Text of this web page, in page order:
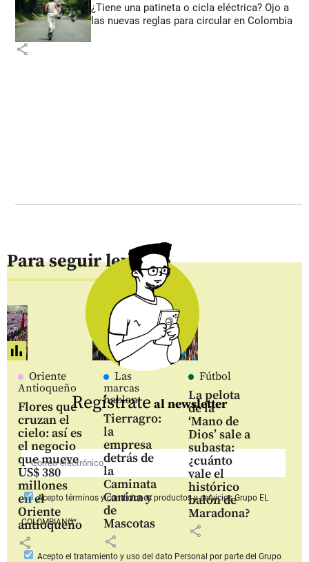
¿Tiene una patineta o cicla eléctrica? Ojo a
las nuevas reglas para circular en Colombia
share
Para seguir leyendo
Oriente
Antioqueño
Flores que
cruzan el
cielo: así es
el negocio
que mueve
US$ 380
millones
en el
Oriente
antioqueño
share
Las
marcas
hablan
Tierragro:
la
empresa
detrás de
la
Caminata
Canina y
de
Mascotas
share
Fútbol
La pelota
de la
‘Mano de
Dios’ sale a
subasta:
¿cuánto
vale el
histórico
balón de
Maradona?
share
Regístrate al newsletter
Aceptotérminos y condiciones productos y serviciosGrupo EL
COLOMBIANO*
Acepto el tratamiento y uso del dato Personal por parte del Grupo